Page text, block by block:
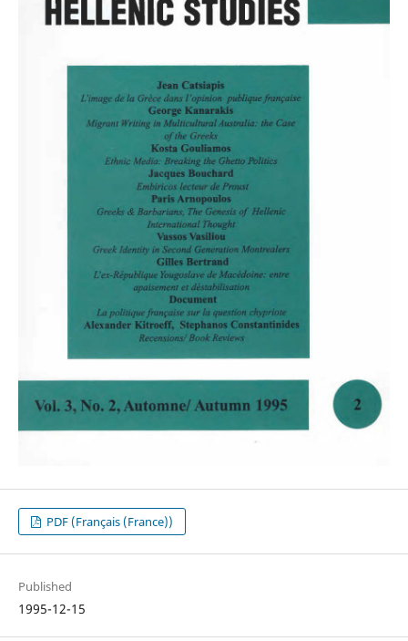
PDF (Français (France))
Published
1995-12-15